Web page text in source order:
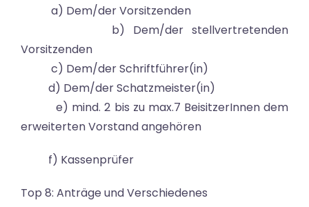
a) Dem/der Vorsitzenden
b) Dem/der stellvertretenden
Vorsitzenden
c) Dem/der Schriftführer(in)
d) Dem/der Schatzmeister(in)
e) mind. 2 bis zu max.7 BeisitzerInnen dem
erweiterten Vorstand angehören
f) Kassenprüfer
Top 8: Anträge und Verschiedenes